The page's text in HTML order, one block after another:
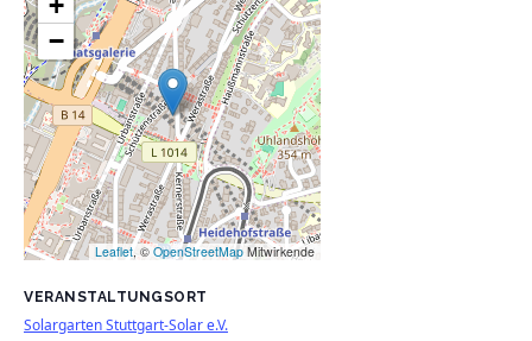
VERANSTALTUNGSORT
Solargarten Stuttgart-Solar e.V.
−
Leaflet, © OpenStreetMap Mitwirkende